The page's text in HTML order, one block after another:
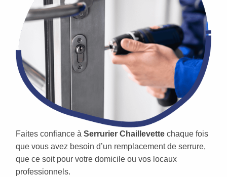
Faites confiance à Serrurier Chaillevette chaque fois
que vous avez besoin d’un remplacement de serrure,
que ce soit pour votre domicile ou vos locaux
professionnels.